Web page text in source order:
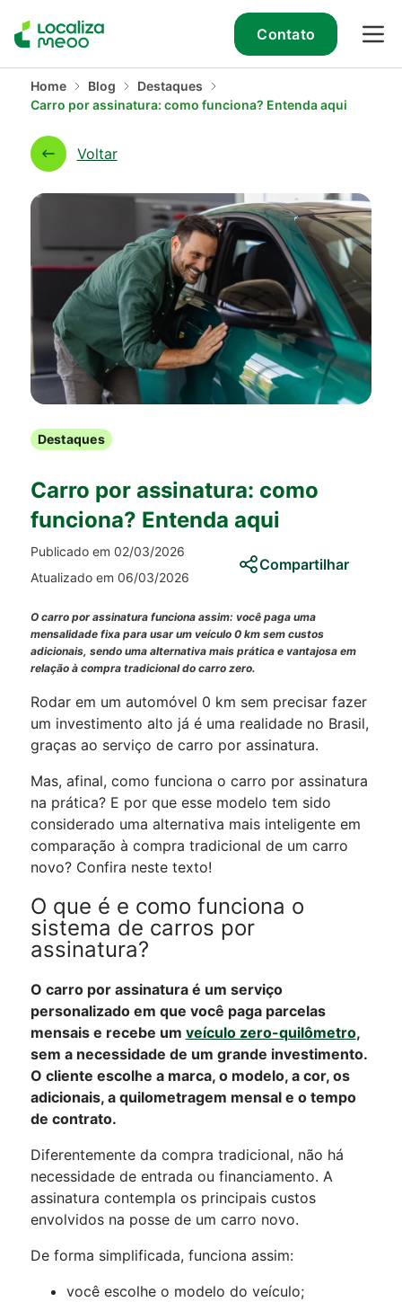
Contato
Home Blog
Destaques
Carro por assinatura: como funciona? Entenda aqui
Voltar
Destaques
Carro por assinatura: como
funciona? Entenda aqui
Publicado em 02/03/2026
Atualizado em 06/03/2026
Compartilhar
O carro por assinatura funciona assim: você paga uma
mensalidade fixa para usar um veículo 0 km sem custos
adicionais, sendo uma alternativa mais prática e vantajosa em
relação à compra tradicional do carro zero.
Rodar em um automóvel 0 km sem precisar fazer
um investimento alto já é uma realidade no Brasil,
graças ao serviço de carro por assinatura.
Mas, afinal, como funciona o carro por assinatura
na prática? E por que esse modelo tem sido
considerado uma alternativa mais inteligente em
comparação à compra tradicional de um carro
novo? Confira neste texto!
O que é e como funciona o
sistema de carros por
assinatura?
O carro por assinatura é um serviço
personalizado em que você paga parcelas
mensais e recebe um veículo zero-quilômetro,
sem a necessidade de um grande investimento.
O cliente escolhe a marca, o modelo, a cor, os
adicionais, a quilometragem mensal e o tempo
de contrato.
Diferentemente da compra tradicional, não há
necessidade de entrada ou financiamento. A
assinatura contempla os principais custos
envolvidos na posse de um carro novo.
De forma simplificada, funciona assim:
você escolhe o modelo do veículo;